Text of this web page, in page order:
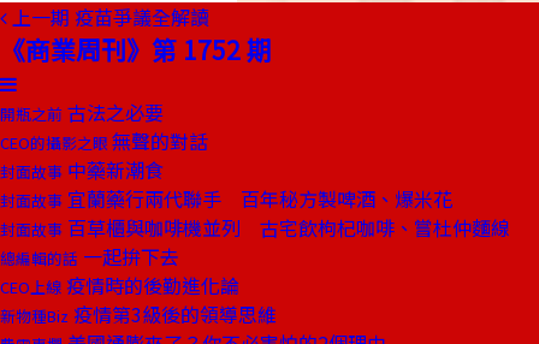
上一期 疫苗爭議全解讀
《商業周刊》第 1752 期
開瓶之前 古法之必要
CEO的攝影之眼 無聲的對話
封面故事 中藥新潮食
封面故事 宜蘭藥行兩代聯手 百年秘方製啤酒、爆米花
封面故事 百草櫃與咖啡機並列 古宅飲枸杞咖啡、嘗杜仲麵線
總編輯的話 一起拚下去
CEO上線 疫情時的後勤進化論
新物種Biz 疫情第3級後的領導思維